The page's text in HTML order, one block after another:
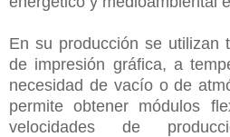
En su producción se utilizan
de impresión gráfica, a
necesidad de vacío o de
permite obtener módulos
velocidades de